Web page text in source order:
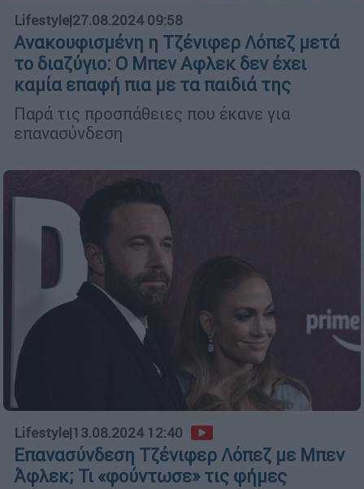
Lifestyle|27.08.2024 09:58
Ανακουφισμένη η Τζένιφερ Λόπεζ μετά
το διαζύγιο: Ο Μπεν Αφλεκ δεν έχει
καμία επαφή πια με τα παιδιά της
Παρά τις προσπάθειες που έκανε για
επανασύνδεση
Lifestyle|13.08.2024 12:40
Επανασύνδεση Τζένιφερ Λόπεζ με Μπεν
Άφλεκ; Τι «φούντωσε» τις φήμες